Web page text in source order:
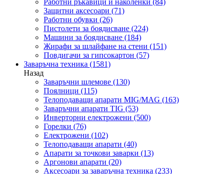
Работни ръкавици и наколенки (84)
Защитни аксесоари (71)
Работни обувки (26)
Пистолети за боядисване (224)
Машини за боядисване (184)
Жирафи за шлайфане на стени (151)
Повдигачи за гипсокартон (57)
Заваръчна техника (1581)
Назад
Заваръчни шлемове (130)
Поялници (115)
Телоподаващи апарати MIG/MAG (163)
Заваръчни апарати TIG (53)
Инверторни електрожени (500)
Горелки (76)
Електрожени (102)
Телоподаващи апарати (40)
Апарати за точкови заварки (13)
Аргонови апарати (20)
Аксесоари за заваръчна техника (233)